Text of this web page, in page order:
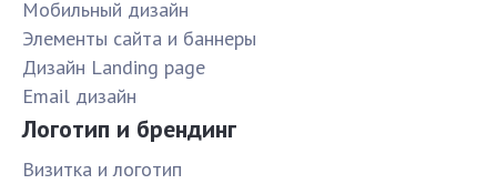
Мобильный дизайн
Элементы сайта и баннеры
Дизайн Landing page
Email дизайн
Логотип и брендинг
Визитка и логотип